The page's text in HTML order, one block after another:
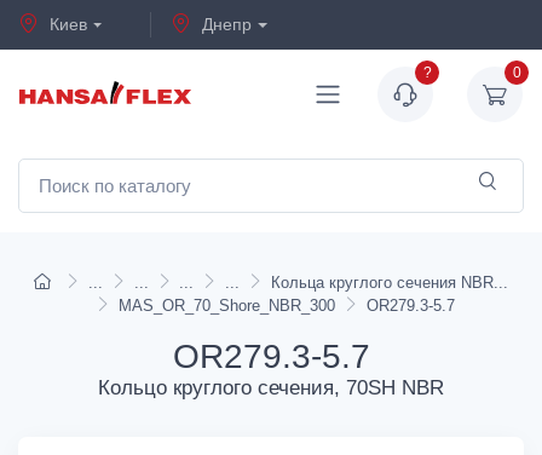
Киев Днепр
? 0
Кольца круглого сечения NBR
MAS_OR_70_Shore_NBR_300
OR279.3-5.7
OR279.3-5.7
Кольцо круглого сечения, 70SH NBR